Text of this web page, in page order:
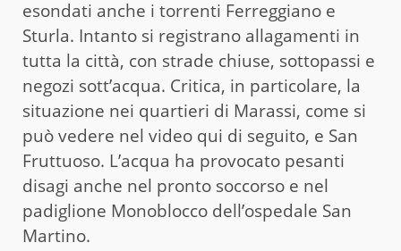
esondati anche i torrenti Ferreggiano e
Sturla. Intanto si registrano allagamenti in
tutta la città, con strade chiuse, sottopassi e
negozi sott’acqua. Critica, in particolare, la
situazione nei quartieri di Marassi, come si
può vedere nel video qui di seguito, e San
Fruttuoso. L’acqua ha provocato pesanti
disagi anche nel pronto soccorso e nel
padiglione Monoblocco dell’ospedale San
Martino.